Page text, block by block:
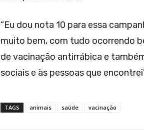
“Eu dou nota 10 para essa
muito bem, com tudo ocorrendo
de vacinação antirrábica e
sociais e às pessoas que
TAGS animais saúde vacinação